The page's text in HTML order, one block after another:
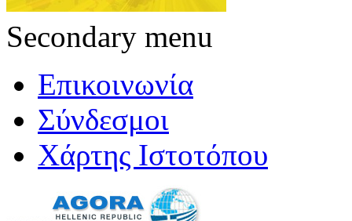
Secondary menu
Επικοινωνία
Σύνδεσμοι
Χάρτης Ιστοτόπου